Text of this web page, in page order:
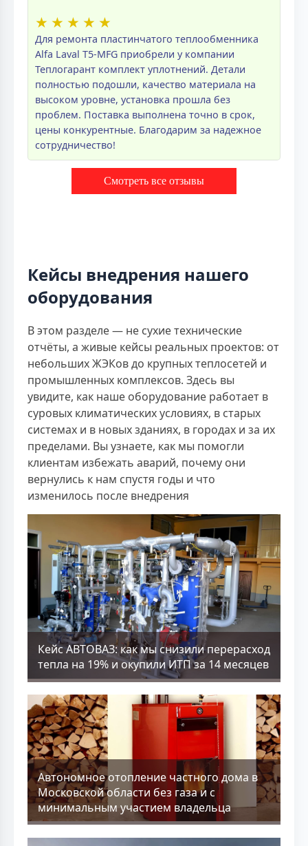
★ ★ ★ ★ ★
Для ремонта пластинчатого теплообменника
Alfa Laval T5-MFG приобрели у компании
Теплогарант комплект уплотнений. Детали
полностью подошли, качество материала на
высоком уровне, установка прошла без
проблем. Поставка выполнена точно в срок,
цены конкурентные. Благодарим за надежное
сотрудничество!
Смотреть все отзывы
Кейсы внедрения нашего
оборудования
В этом разделе — не сухие технические
отчёты, а живые кейсы реальных проектов: от
небольших ЖЭКов до крупных теплосетей и
промышленных комплексов. Здесь вы
увидите, как наше оборудование работает в
суровых климатических условиях, в старых
системах и в новых зданиях, в городах и за их
пределами. Вы узнаете, как мы помогли
клиентам избежать аварий, почему они
вернулись к нам спустя годы и что
изменилось после внедрения
Кейс АВТОВАЗ: как мы снизили перерасход
тепла на 19% и окупили ИТП за 14 месяцев
Aвтономное отопление частного дома в
Московской области без газа и с
минимальным участием владельца